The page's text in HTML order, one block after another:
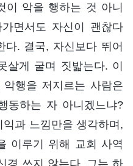
이 악을 행하는 것 아니
면서도 자신이 괜찮다
다. 결국, 자신보다 뛰어
살게 굴며 짓밟는다. 이
행을 저지르는 사람은
동하는 자 아니겠느냐?
과 느낌만을 생각하며,
이루기 위해 교회 사역
경 쓰지 않는다. 그는 하